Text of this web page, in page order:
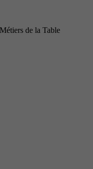
de la Table